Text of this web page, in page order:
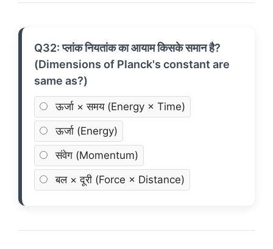
Q32: प्लांक नियतांक का आयाम किसके समान है?
(Dimensions of Planck's constant are
same as?)
ऊर्जा × समय (Energy × Time)
ऊर्जा (Energy)
संवेग (Momentum)
बल × दूरी (Force × Distance)